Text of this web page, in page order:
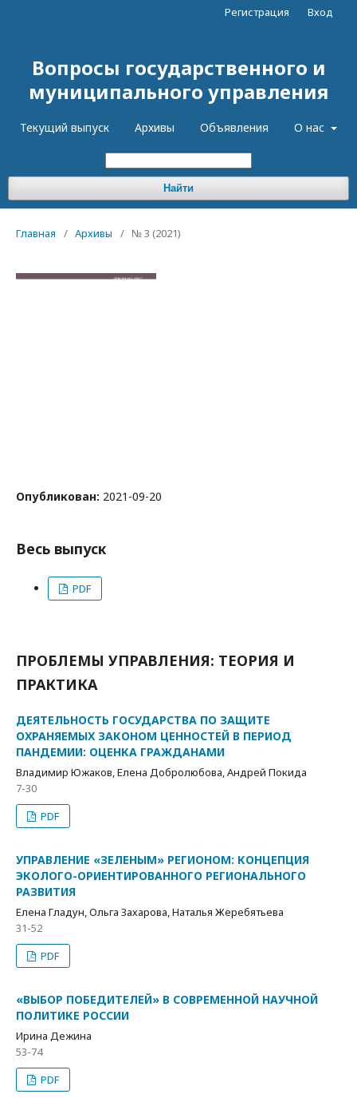
Вопросы государственного и
муниципального управления
Текущий выпуск Архивы Объявления О нас
Найти
Регистрация Вход
Главная / Архивы / № 3 (2021)
Опубликован: 2021-09-20
Весь выпуск
PDF
ПРОБЛЕМЫ УПРАВЛЕНИЯ: ТЕОРИЯ И
ПРАКТИКА
ДЕЯТЕЛЬНОСТЬ ГОСУДАРСТВА ПО ЗАЩИТЕ
ОХРАНЯЕМЫХ ЗАКОНОМ ЦЕННОСТЕЙ В ПЕРИОД
ПАНДЕМИИ: ОЦЕНКА ГРАЖДАНАМИ
Владимир Южаков, Елена Добролюбова, Андрей Покида
7-30
PDF
УПРАВЛЕНИЕ «ЗЕЛЕНЫМ» РЕГИОНОМ: КОНЦЕПЦИЯ
ЭКОЛОГО-ОРИЕНТИРОВАННОГО РЕГИОНАЛЬНОГО
РАЗВИТИЯ
Елена Гладун, Ольга Захарова, Наталья Жеребятьева
31-52
PDF
«ВЫБОР ПОБЕДИТЕЛЕЙ» В СОВРЕМЕННОЙ НАУЧНОЙ
ПОЛИТИКЕ РОССИИ
Ирина Дежина
53-74
PDF